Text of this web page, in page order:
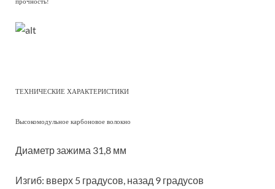
прочность!
ТЕХНИЧЕСКИЕ ХАРАКТЕРИСТИКИ
Высокомодульное карбоновое волокно
Диаметр зажима 31,8 мм
Изгиб: вверх 5 градусов, назад 9 градусов